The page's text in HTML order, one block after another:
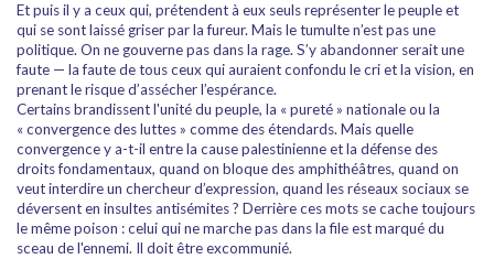
Et puis il y a ceux qui, prétendent à eux seuls représenter le peuple et
qui se sont laissé griser par la fureur. Mais le tumulte n’est pas une
politique. On ne gouverne pas dans la rage. S’y abandonner serait une
faute — la faute de tous ceux qui auraient confondu le cri et la vision, en
prenant le risque d’assécher l’espérance.
Certains brandissent l'unité du peuple, la « pureté » nationale ou la
« convergence des luttes » comme des étendards. Mais quelle
convergence y a-t-il entre la cause palestinienne et la défense des
droits fondamentaux, quand on bloque des amphithéâtres, quand on
veut interdire un chercheur d’expression, quand les réseaux sociaux se
déversent en insultes antisémites ? Derrière ces mots se cache toujours
le même poison : celui qui ne marche pas dans la file est marqué du
sceau de l'ennemi. Il doit être excommunié.